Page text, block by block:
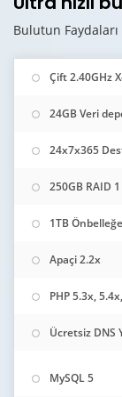
Bulutun Faydaları
Çift 2.40GHz
24GB Veri
24x7x365
250GB RAID
1TB
Apaçi 2.2x
PHP 5.3x,
Ücretsiz DNS
MySQL 5